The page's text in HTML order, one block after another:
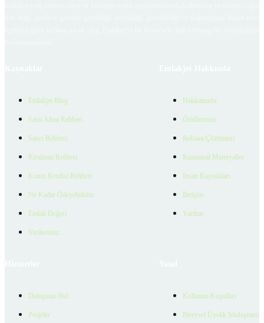
Emlakjet Blog
Satın Alma Rehberi
Satıcı Rehberi
Kiralama Rehberi
Konut Kredisi Rehberi
Ne Kadar Ödeyebilirim
Emlak Değeri
Verilerimiz
Hakkımızda
Ödüllerimiz
Reklam Çözümleri
Kurumsal Materyaller
İnsan Kaynakları
İletişim
Yardım
Danışman Bul
Projeler
Kullanım Koşulları
Bireysel Üyelik Sözleşmesi